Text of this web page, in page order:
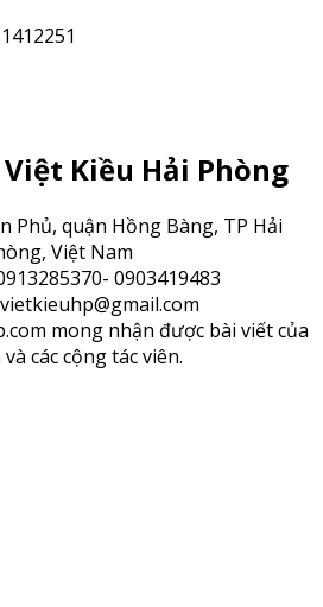
1412251
Kiều Hải Phòng
Phủ, quận Hồng Bàng, TP Hải
Việt Nam
0903419483
mong nhận được bài viết của
các cộng tác viên.